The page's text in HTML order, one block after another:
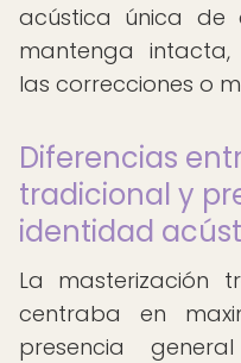
acústica única
mantenga intacta,
las correcciones o
Diferencias
tradicional y
identidad
La masterización
centraba en
presencia